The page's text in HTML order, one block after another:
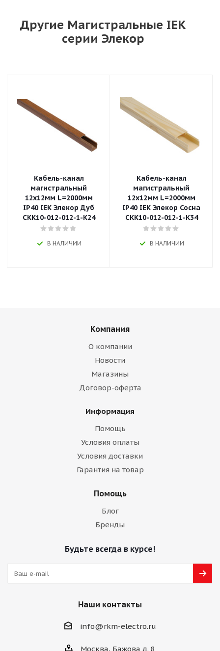
Другие Магистральные IEK
серии Элекор
Кабель-канал
магистральный
12х12мм L=2000мм
IP40 IEK Элекор Дуб
CKK10-012-012-1-K24
В НАЛИЧИИ
Кабель-канал
магистральный
12х12мм L=2000мм
IP40 IEK Элекор Сосна
CKK10-012-012-1-K34
В НАЛИЧИИ
Компания
О компании
Новости
Магазины
Договор-оферта
Информация
Помощь
Условия оплаты
Условия доставки
Гарантия на товар
Помощь
Блог
Бренды
Будьте всегда в курсе!
Наши контакты
info@rkm-electro.ru
Москва, Бажова д. 8